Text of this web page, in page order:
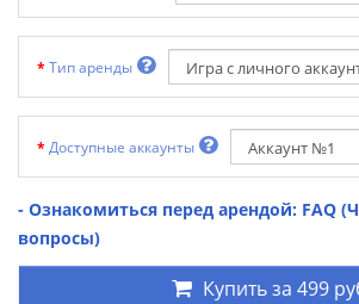
Тип аренды
Доступные аккаунты
- Ознакомиться перед арендой: FAQ
вопросы)
Купить за 499